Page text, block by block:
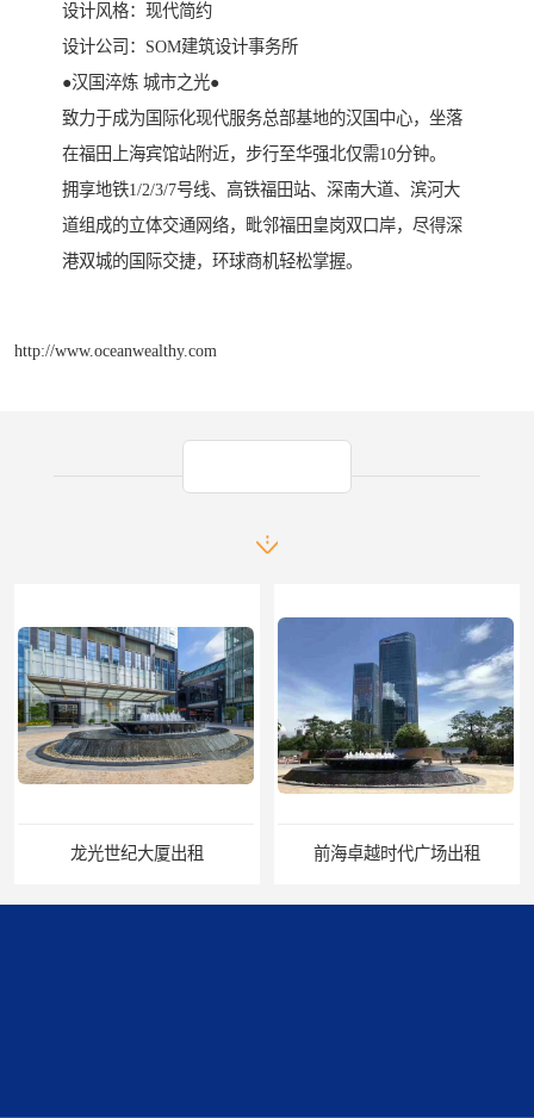
设计风格：现代简约
设计公司：SOM建筑设计事务所
●汉国淬炼 城市之光●
致力于成为国际化现代服务总部基地的汉国中心，坐落
在福田上海宾馆站附近，步行至华强北仅需10分钟。
拥享地铁1/2/3/7号线、高铁福田站、深南大道、滨河大
道组成的立体交通网络，毗邻福田皇岗双口岸，尽得深
港双城的国际交捷，环球商机轻松掌握。
http://www.oceanwealthy.com
前海卓越时代广场出租